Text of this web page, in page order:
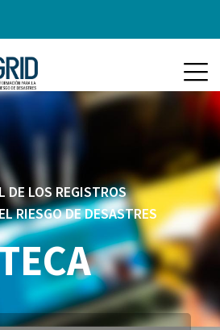
DE LOS REGISTROS
RIESGO DE DESASTRES